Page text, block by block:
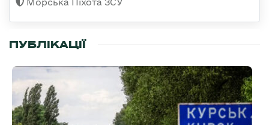
ПУБЛІКАЦІЇ